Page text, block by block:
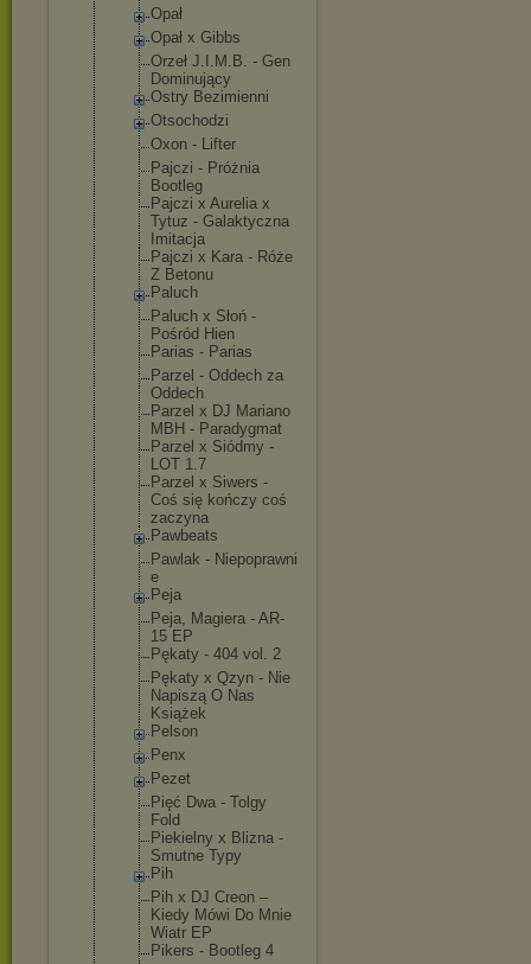
Opał
Opał x Gibbs
Orzeł J.I.M.B. - Gen
Dominujący
Ostry Bezimienni
Otsochodzi
Oxon - Lifter
Pajczi - Próżnia
Bootleg
Pajczi x Aurelia x
Tytuz - Galaktyczna
Imitacja
Pajczi x Kara - Róże
Z Betonu
Paluch
Paluch x Słoń -
Pośród Hien
Parias - Parias
Parzel - Oddech za
Oddech
Parzel x DJ Mariano
MBH - Paradygmat
Parzel x Siódmy -
LOT 1.7
Parzel x Siwers -
Coś się kończy coś
zaczyna
Pawbeats
Pawlak - Niepoprawni
e
Peja
Peja, Magiera - AR-
15 EP
Pękaty - 404 vol. 2
Pękaty x Qzyn - Nie
Napiszą O Nas
Książek
Pelson
Penx
Pezet
Pięć Dwa - Tolgy
Fold
Piekielny x Blizna -
Smutne Typy
Pih
Pih x DJ Creon –
Kiedy Mówi Do Mnie
Wiatr EP
Pikers - Bootleg 4